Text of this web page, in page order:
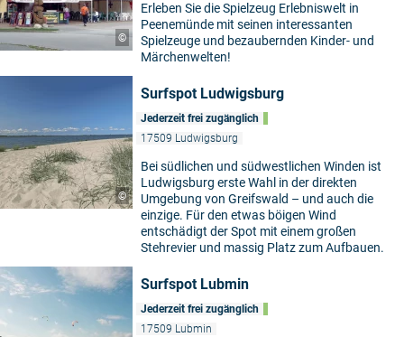
©
Erleben Sie die Spielzeug Erlebniswelt in
Peenemünde mit seinen interessanten
Spielzeuge und bezaubernden Kinder- und
Märchenwelten!
©
Surfspot Ludwigsburg
Jederzeit frei zugänglich
17509 Ludwigsburg
Bei südlichen und südwestlichen Winden ist
Ludwigsburg erste Wahl in der direkten
Umgebung von Greifswald – und auch die
einzige. Für den etwas böigen Wind
entschädigt der Spot mit einem großen
Stehrevier und massig Platz zum Aufbauen.
Surfspot Lubmin
Jederzeit frei zugänglich
17509 Lubmin